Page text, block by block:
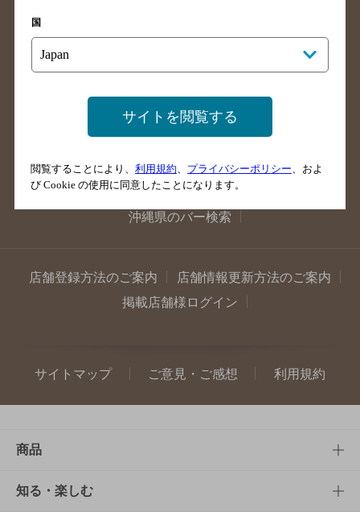
山口県のバー検索
鳥取県のバー検索
高知県のバー検索
福岡県のバー検索
大分県のバー検索
熊本県のバー検索
宮崎県のバー検索
鹿児島県のバー検索
沖縄県のバー検索
店舗登録方法のご案内
店舗情報更新方法のご案内
掲載店舗様ログイン
サイトマップ ご意見・ご感想 利用規約
商品
商品TOP
知る・楽しむ
国
サイトを閲覧する
閲覧することにより、 利用規約、 プライバシーポリシー、およ
び Cookie の使用に同意したことになります。